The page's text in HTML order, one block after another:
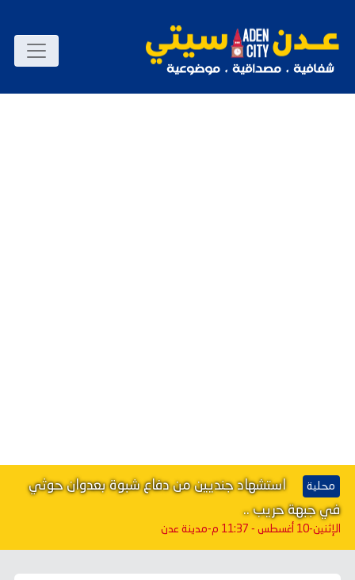
محلية
استشهاد جنديين من دفاع شبوة بعدوان حوثي
في جبهة حريب ..
الإثنين-10 أغسطس - 11:37 م -مدينة عدن